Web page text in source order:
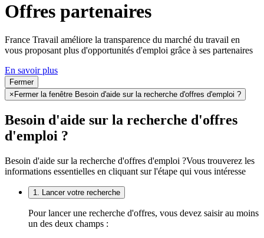
Offres partenaires
France Travail améliore la transparence du marché du travail en
vous proposant plus d'opportunités d'emploi grâce à ses partenaires
En savoir plus
Fermer
× Fermer la fenêtre Besoin d'aide sur la recherche d'offres d'emploi ?
Besoin d'aide sur la recherche d'offres
d'emploi ?
Besoin d'aide sur la recherche d'offres d'emploi ?Vous trouverez les
informations essentielles en cliquant sur l'étape qui vous intéresse
1. Lancer votre recherche
Pour lancer une recherche d'offres, vous devez saisir au moins
un des deux champs :